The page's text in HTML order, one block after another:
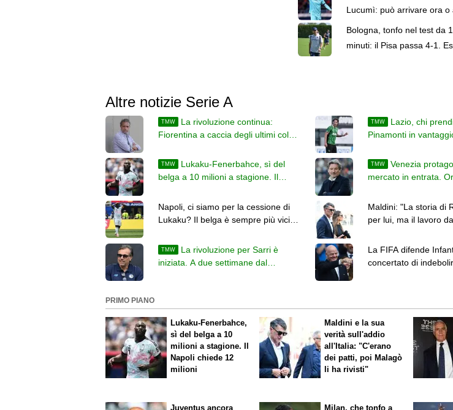
Lucumì: può arrivare ora o
zero
Bologna, tonfo nel test da
minuti: il Pisa passa 4-1.
Altre notizie Serie A
TMW
La rivoluzione continua:
Fiorentina a caccia degli ultimi colpi
TMW
Lazio, chi
Pinamonti in
TMW
Lukaku-Fenerbahce, sì del
belga a 10 milioni a stagione. Il
TMW
Venezia
mercato in entrata.
Napoli, ci siamo per la cessione di
Lukaku? Il belga è sempre più vicino
Maldini: "La storia di
per lui, ma il lavoro
TMW
La rivoluzione per Sarri è
iniziata. A due settimane dal
La FIFA difende
concertato di
PRIMO PIANO
Lukaku-Fenerbahce,
sì del belga a 10
milioni a stagione. Il
Napoli chiede 12
milioni
Maldini e la sua
verità sull'addio
all'Italia: "C'erano
dei patti, poi Malagò
li ha rivisti"
Juventus ancora Milan, che tonfo a